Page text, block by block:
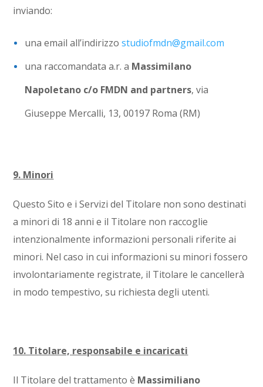
inviando:
una email all’indirizzostudiofmdn@gmail.com
una raccomandata a.r. a Massimilano
Napoletano c/o FMDN and partners, via
Giuseppe Mercalli, 13, 00197 Roma (RM)
9. Minori
Questo Sito e i Servizi del Titolare non sono destinati
a minori di 18 anni e il Titolare non raccoglie
intenzionalmente informazioni personali riferite ai
minori. Nel caso in cui informazioni su minori fossero
involontariamente registrate, il Titolare le cancellerà
in modo tempestivo, su richiesta degli utenti.
10. Titolare, responsabile e incaricati
Il Titolare del trattamento è Massimiliano